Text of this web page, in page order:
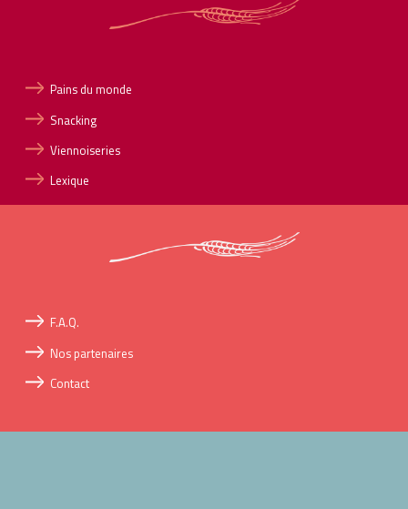
Pains du monde
Snacking
Viennoiseries
Lexique
F.A.Q.
Nos partenaires
Contact